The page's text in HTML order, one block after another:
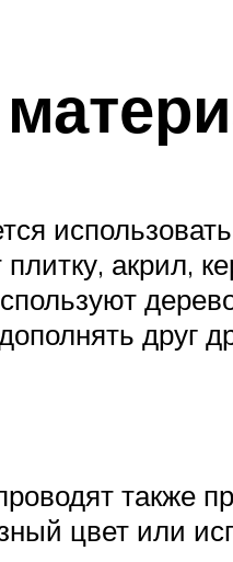
акрил,
друг
также
цвет или